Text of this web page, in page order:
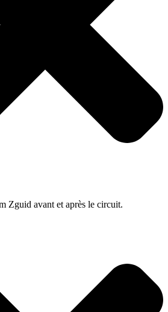
Zguid avant et après le circuit.